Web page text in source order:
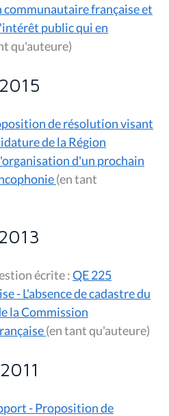
communautaire française et
public qui en
(en tant qu'auteure)
de résolution visant
de la Région
d'un prochain
(en tant
Question écrite :QE 225
- L'absence de cadastre du
la Commission
(en tant qu'auteure)
- Proposition de